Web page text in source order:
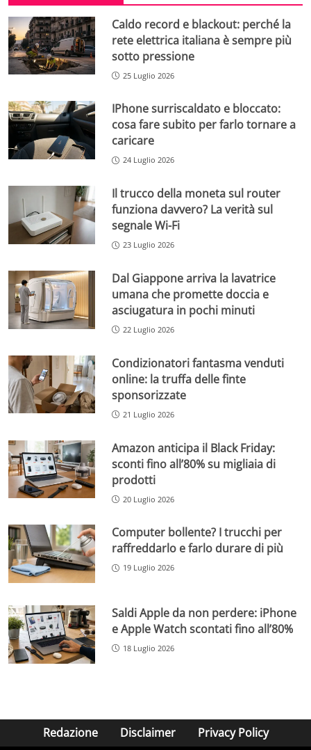
Caldo record e blackout: perché la
rete elettrica italiana è sempre più
sotto pressione
25 Luglio 2026
IPhone surriscaldato e bloccato:
cosa fare subito per farlo tornare a
caricare
24 Luglio 2026
Il trucco della moneta sul router
funziona davvero? La verità sul
segnale Wi-Fi
23 Luglio 2026
Dal Giappone arriva la lavatrice
umana che promette doccia e
asciugatura in pochi minuti
22 Luglio 2026
Condizionatori fantasma venduti
online: la truffa delle finte
sponsorizzate
21 Luglio 2026
Amazon anticipa il Black Friday:
sconti fino all’80% su migliaia di
prodotti
20 Luglio 2026
Computer bollente? I trucchi per
raffreddarlo e farlo durare di più
19 Luglio 2026
Saldi Apple da non perdere: iPhone
e Apple Watch scontati fino all’80%
18 Luglio 2026
Redazione Disclaimer Privacy Policy